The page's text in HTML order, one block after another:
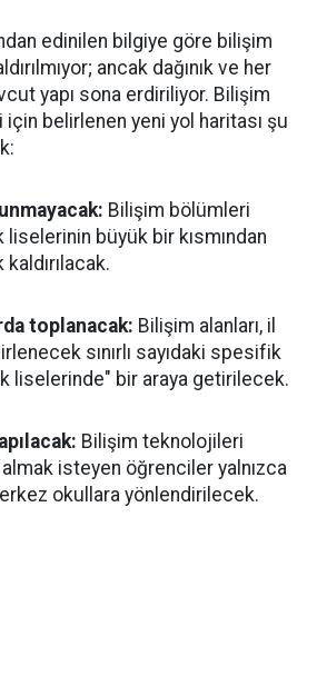
edinilen bilgiye göre bilişim
ancak dağınık ve her
yapı sona erdiriliyor. Bilişim
belirlenen yeni yol haritası şu
Bilişim bölümleri
büyük bir kısmından
toplanacak: Bilişim alanları, il
sınırlı sayıdaki spesifik
liselerinde" bir araya getirilecek.
Bilişim teknolojileri
almak isteyen öğrenciler yalnızca
okullara yönlendirilecek.